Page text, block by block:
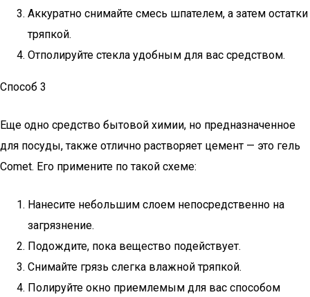
Аккуратно снимайте смесь шпателем, а затем остатки
тряпкой.
Отполируйте стекла удобным для вас средством.
Способ 3
Еще одно средство бытовой химии, но предназначенное
для посуды, также отлично растворяет цемент — это гель
Comet. Его примените по такой схеме:
Нанесите небольшим слоем непосредственно на
загрязнение.
Подождите, пока вещество подействует.
Снимайте грязь слегка влажной тряпкой.
Полируйте окно приемлемым для вас способом